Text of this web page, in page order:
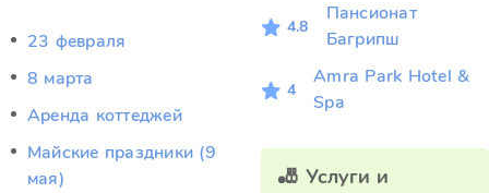
23 февраля
8 марта
Аренда коттеджей
Майские праздники (9
мая)
4.8
Пансионат
Багрипш
4
Amra Park Hotel &
Spa
🎳 Услуги и